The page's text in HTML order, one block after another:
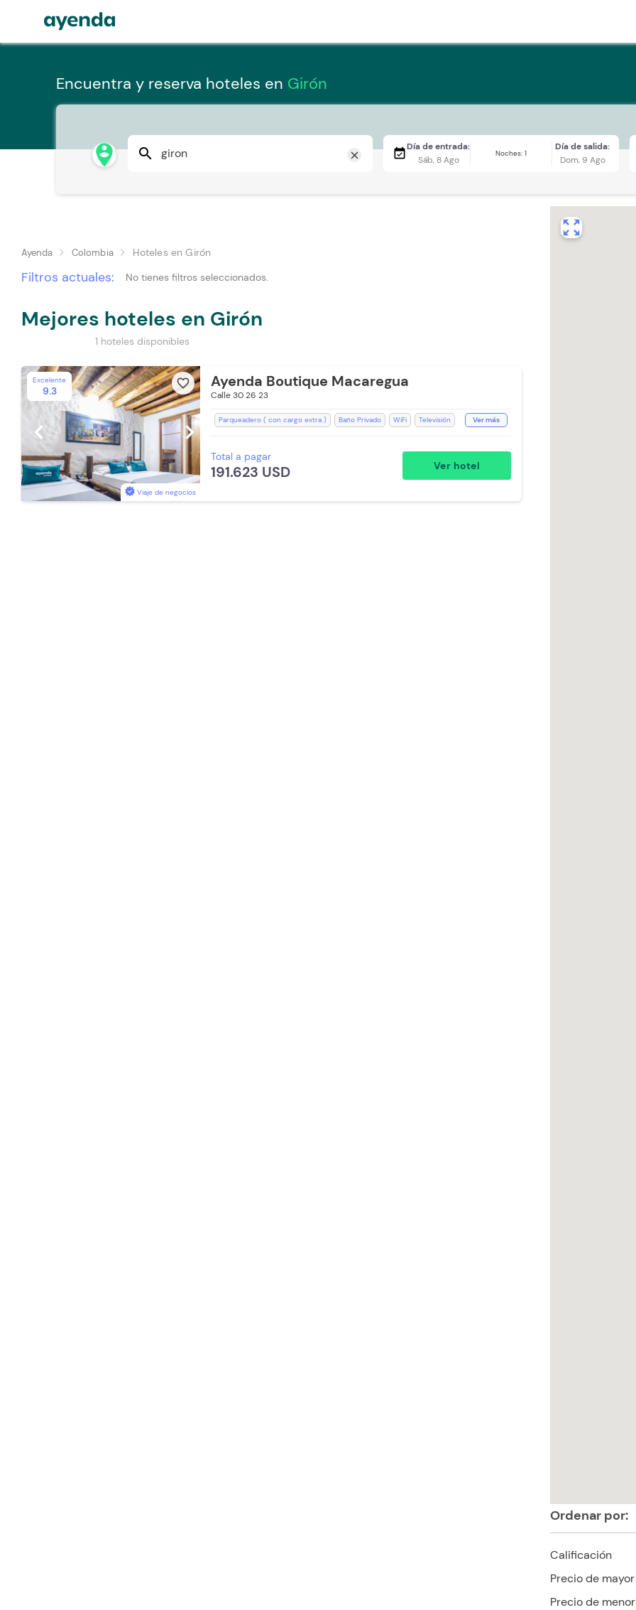
Encuentra y reserva hoteles en Girón
person_pin_circle search close event_availableDía de entrada:
Sáb, 8 Ago
Noches: 1
Día de salida:
Dom, 9 Ago
Ayenda Colombia Hoteles en Girón
Filtros actuales: No tienes filtros seleccionados.
Mejores hoteles en Girón
1 hoteles disponibles
Excelente
9.3
favorite_border
Viaje de negocios
chevron_left chevron_right
Ayenda Boutique Macaregua
Calle 30 26 23
Parqueadero ( con cargo extra ) Baño Privado WiFi
Televisión
Lavandería (Cargo Extra)
Ducha
Espacios Impecables
Ver más
Total a pagar
191.623 USD Ver hotel
zoom_out_map
Ordenar por:
Calificación
Precio de
Precio de